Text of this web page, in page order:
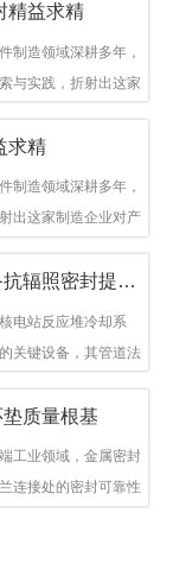
管道法兰、采油树、
精益求精
制造领域深耕多年，
与实践，折射出这家
采油树、井口装置等
工艺积累等角度，呈
展。
求精
制造领域深耕多年，
出这家制造企业对产
油树、井口装置等领
华海密封合金环垫为核电装备抗辐照密封提供可靠保障
电站反应堆冷却系
关键设备，其管道法
限公司深耕金属密封
BX系列高压环垫等
电装备抗辐照密封提
质量根基
工业领域，金属密封
连接处的密封可靠性